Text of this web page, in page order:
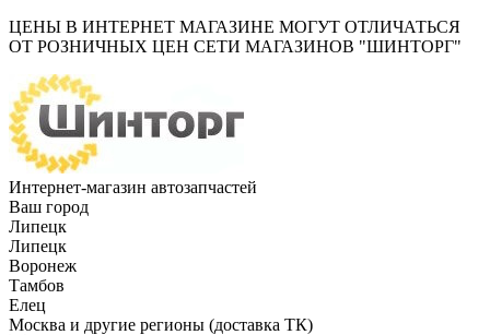
ЦЕНЫ В ИНТЕРНЕТ МАГАЗИНЕ МОГУТ ОТЛИЧАТЬСЯ
ОТ РОЗНИЧНЫХ ЦЕН СЕТИ МАГАЗИНОВ "ШИНТОРГ"
Интернет-магазин автозапчастей
Ваш город
Липецк
Липецк
Воронеж
Тамбов
Елец
Москва и другие регионы (доставка ТК)